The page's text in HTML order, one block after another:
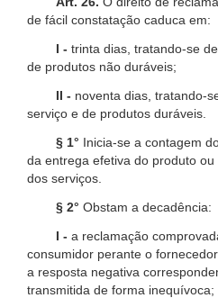
de fácil constatação caduca em:
I - trinta dias, tratando-se
de produtos não duráveis;
II - noventa dias, tratando-
serviço e de produtos duráveis.
§ 1° Inicia-se a contagem
da entrega efetiva do produto
dos serviços.
§ 2° Obstam a decadência:
I - a reclamação
consumidor perante o
a resposta negativa
transmitida de forma inequívoca;